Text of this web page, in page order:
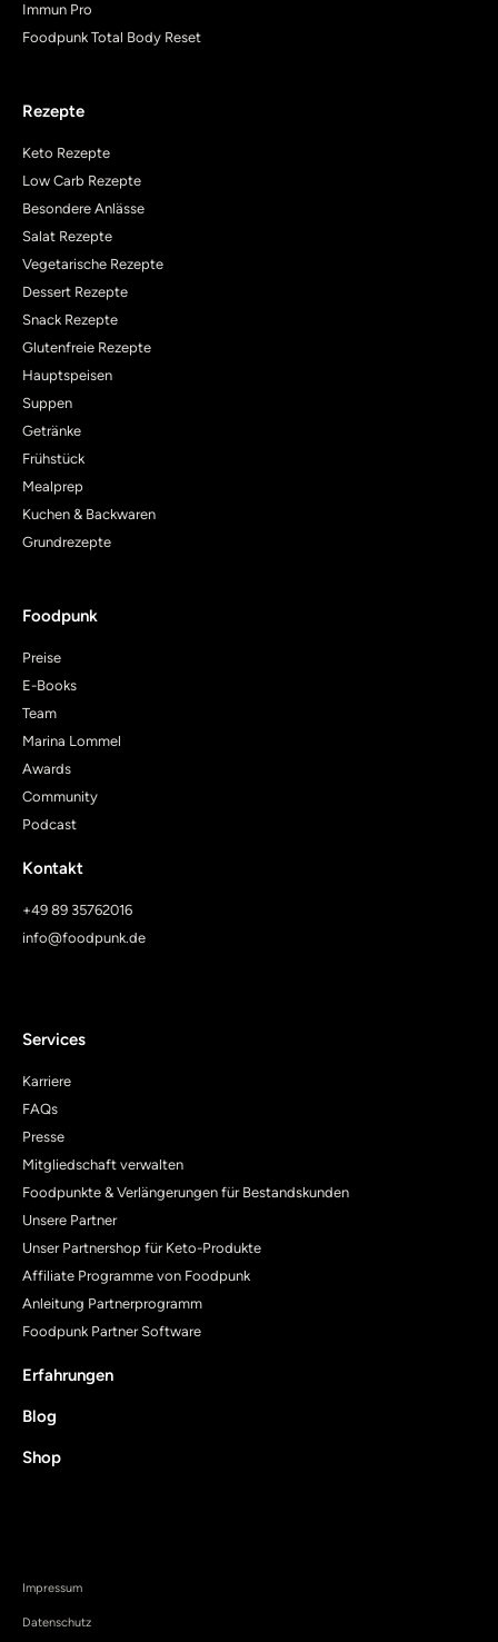
Immun Pro
Foodpunk Total Body Reset
Rezepte
Keto Rezepte
Low Carb Rezepte
Besondere Anlässe
Salat Rezepte
Vegetarische Rezepte
Dessert Rezepte
Snack Rezepte
Glutenfreie Rezepte
Hauptspeisen
Suppen
Getränke
Frühstück
Mealprep
Kuchen & Backwaren
Grundrezepte
Foodpunk
Preise
E-Books
Team
Marina Lommel
Awards
Community
Podcast
Kontakt
+49 89 35762016
info@foodpunk.de
Services
Karriere
FAQs
Presse
Mitgliedschaft verwalten
Foodpunkte & Verlängerungen für Bestandskunden
Unsere Partner
Unser Partnershop für Keto-Produkte
Affiliate Programme von Foodpunk
Anleitung Partnerprogramm
Foodpunk Partner Software
Erfahrungen
Blog
Shop
Impressum
Datenschutz